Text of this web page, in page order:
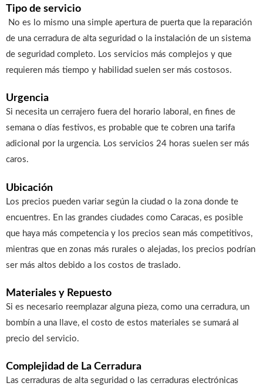
Tipo de servicio
No es lo mismo una simple apertura de puerta que la reparación
de una cerradura de alta seguridad o la instalación de un sistema
de seguridad completo. Los servicios más complejos y que
requieren más tiempo y habilidad suelen ser más costosos.
Urgencia
Si necesita un cerrajero fuera del horario laboral, en fines de
semana o días festivos, es probable que te cobren una tarifa
adicional por la urgencia. Los servicios 24 horas suelen ser más
caros.
Ubicación
Los precios pueden variar según la ciudad o la zona donde te
encuentres. En las grandes ciudades como Caracas, es posible
que haya más competencia y los precios sean más competitivos,
mientras que en zonas más rurales o alejadas, los precios podrían
ser más altos debido a los costos de traslado.
Materiales y Repuesto
Si es necesario reemplazar alguna pieza, como una cerradura, un
bombín a una llave, el costo de estos materiales se sumará al
precio del servicio.
Complejidad de La Cerradura
Las cerraduras de alta seguridad o las cerraduras electrónicas